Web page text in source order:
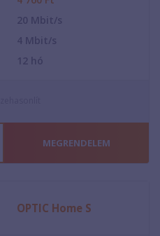
20 Mbit/s
4 Mbit/s
12 hó
MEGRENDELEM
OPTIC Home S